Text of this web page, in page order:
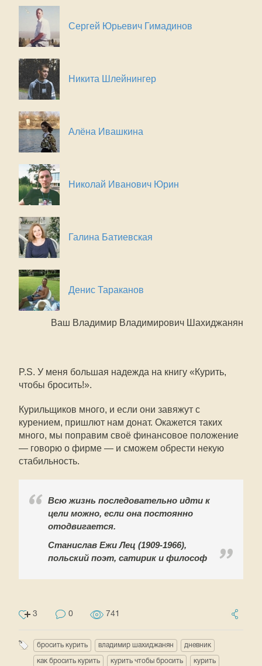
Сергей Юрьевич Гимадинов
Никита Шлейнингер
Алёна Ивашкина
Николай Иванович Юрин
Галина Батиевская
Денис Тараканов
Ваш Владимир Владимирович Шахиджанян
P.S. У меня большая надежда на книгу «Курить,
чтобы бросить!».
Курильщиков много, и если они завяжут с
курением, пришлют нам донат. Окажется таких
много, мы поправим своё финансовое положение
— говорю о фирме — и сможем обрести некую
стабильность.
Всю жизнь последовательно идти к
цели можно, если она постоянно
отодвигается.
Станислав Ежи Лец (1909-1966),
польский поэт, сатирик и философ
3 0 741
бросить курить владимир шахиджанян дневник
как бросить курить курить чтобы бросить курить